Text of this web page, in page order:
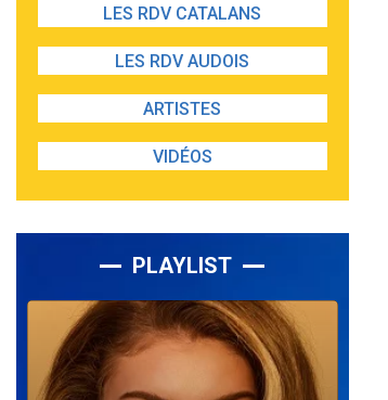
LES RDV CATALANS
LES RDV AUDOIS
ARTISTES
VIDÉOS
PLAYLIST
Lecteur